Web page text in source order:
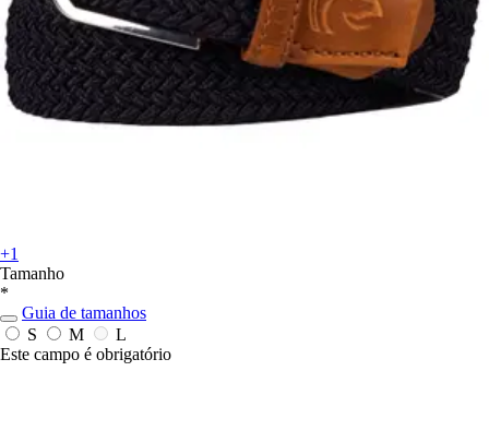
+1
Tamanho
*
Guia de tamanhos
S
M
L
Este campo é obrigatório